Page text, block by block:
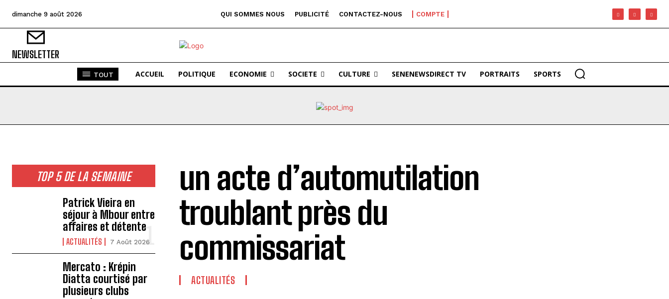
dimanche 9 août 2026 QUI SOMMES NOUS PUBLICITÉ CONTACTEZ-NOUS COMPTE
NEWSLETTER
TOUT ACCUEIL POLITIQUE ECONOMIE SOCIETE CULTURE SENENEWSDIRECT TV PORTRAITS SPORTS
TOP 5 DE LA SEMAINE
Patrick Vieira en
séjour à Mbour entre
affaires et détente
ACTUALITÉS 7 Août 2026
Mercato : Krépin
Diatta courtisé par
plusieurs clubs
un acte d’automutilation
troublant près du
commissariat
ACTUALITÉS